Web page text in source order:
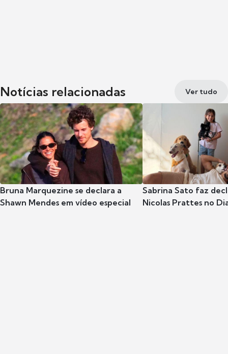
Notícias relacionadas Ver tudo
Bruna Marquezine se declara a
Shawn Mendes em vídeo especial
Sabrina Sato faz
Nicolas Prattes no